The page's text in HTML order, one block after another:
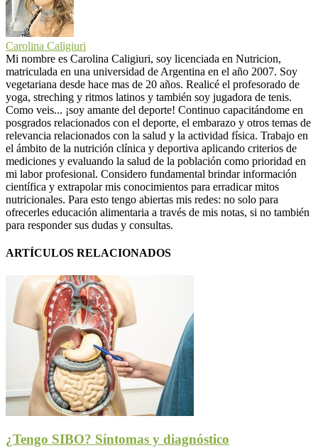
Carolina Caligiuri
Mi nombre es Carolina Caligiuri, soy licenciada en Nutricion,
matriculada en una universidad de Argentina en el año 2007. Soy
vegetariana desde hace mas de 20 años. Realicé el profesorado de
yoga, streching y ritmos latinos y también soy jugadora de tenis.
Como veis... ¡soy amante del deporte! Continuo capacitándome en
posgrados relacionados con el deporte, el embarazo y otros temas de
relevancia relacionados con la salud y la actividad física. Trabajo en
el ámbito de la nutrición clínica y deportiva aplicando criterios de
mediciones y evaluando la salud de la población como prioridad en
mi labor profesional. Considero fundamental brindar información
científica y extrapolar mis conocimientos para erradicar mitos
nutricionales. Para esto tengo abiertas mis redes: no solo para
ofrecerles educación alimentaria a través de mis notas, si no también
para responder sus dudas y consultas.
ARTÍCULOS RELACIONADOS
¿Tengo SIBO? Síntomas y diagnóstico